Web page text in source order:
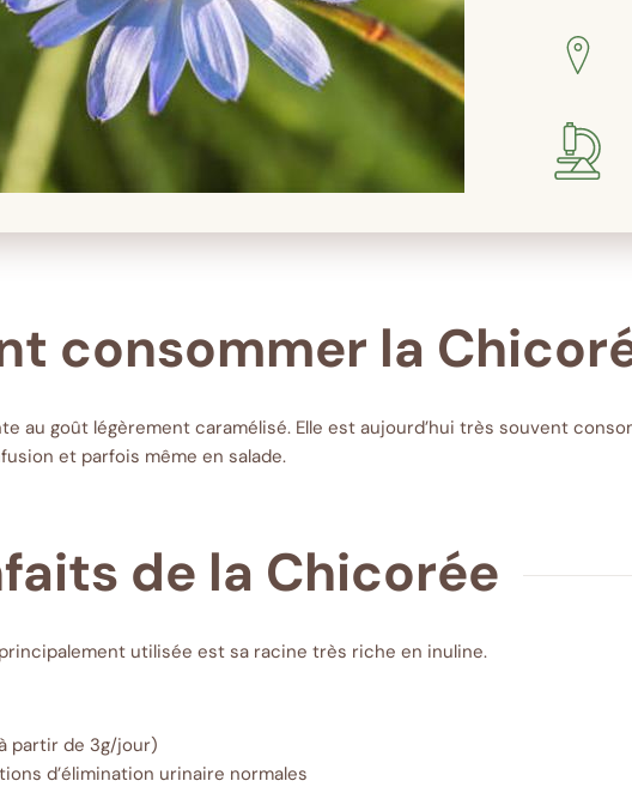
consommer la
au goût légèrement caramélisé. Elle est aujourd’hui très souvent
et parfois même en salade.
de la Chicorée
utilisée est sa racine très riche en inuline.
partir de 3g/jour)
d’élimination urinaire normales